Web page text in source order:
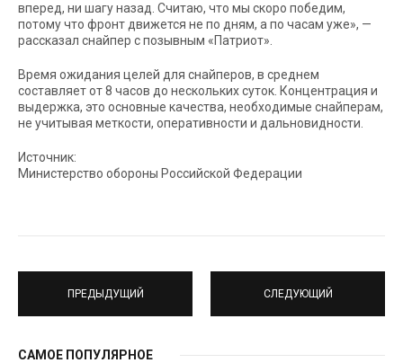
вперед, ни шагу назад. Считаю, что мы скоро победим,
потому что фронт движется не по дням, а по часам уже», —
рассказал снайпер с позывным «Патриот».
Время ожидания целей для снайперов, в среднем
составляет от 8 часов до нескольких суток. Концентрация и
выдержка, это основные качества, необходимые снайперам,
не учитывая меткости, оперативности и дальновидности.
Источник:
Министерство обороны Российской Федерации
ПРЕДЫДУЩИЙ СЛЕДУЮЩИЙ
САМОЕ ПОПУЛЯРНОЕ